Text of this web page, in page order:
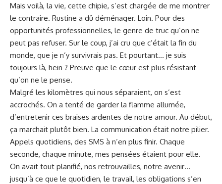
Mais voilà, la vie, cette chipie, s’est chargée de me montrer
le contraire. Rustine a dû déménager. Loin. Pour des
opportunités professionnelles, le genre de truc qu’on ne
peut pas refuser. Sur le coup, j’ai cru que c’était la fin du
monde, que je n’y survivrais pas. Et pourtant… je suis
toujours là, hein ? Preuve que le cœur est plus résistant
qu’on ne le pense.
Malgré les kilomètres qui nous séparaient, on s’est
accrochés. On a tenté de garder la flamme allumée,
d’entretenir ces braises ardentes de notre amour. Au début,
ça marchait plutôt bien. La communication était notre pilier.
Appels quotidiens, des SMS à n’en plus finir. Chaque
seconde, chaque minute, mes pensées étaient pour elle.
On avait tout planifié, nos retrouvailles, notre avenir…
jusqu’à ce que le quotidien, le travail, les obligations s’en